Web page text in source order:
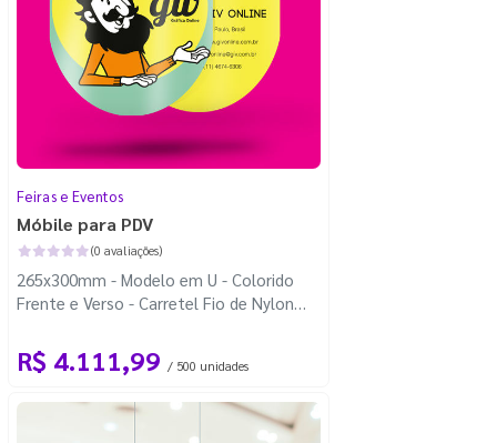
Feiras e Eventos
Móbile para PDV
(0 avaliações)
265x300mm - Modelo em U - Colorido
Frente e Verso - Carretel Fio de Nylon
R$ 4.111,99 / 500 unidades